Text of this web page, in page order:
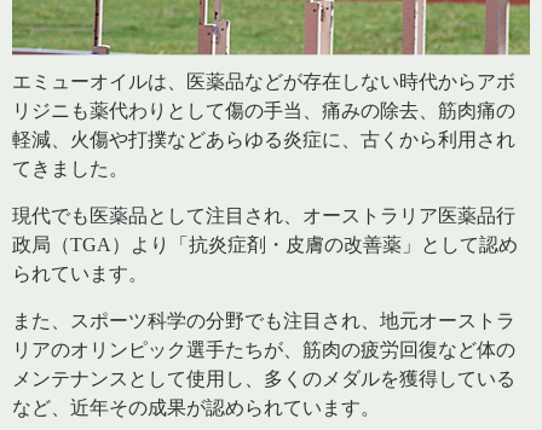
エミューオイルは、医薬品などが存在しない時代からアボ
リジニも薬代わりとして傷の手当、痛みの除去、筋肉痛の
軽減、火傷や打撲などあらゆる炎症に、古くから利用され
てきました。
現代でも医薬品として注目され、オーストラリア医薬品行
政局（TGA）より「抗炎症剤・皮膚の改善薬」として認め
られています。
また、スポーツ科学の分野でも注目され、地元オーストラ
リアのオリンピック選手たちが、筋肉の疲労回復など体の
メンテナンスとして使用し、多くのメダルを獲得している
など、近年その成果が認められています。